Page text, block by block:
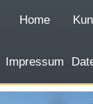
Home
Impressum